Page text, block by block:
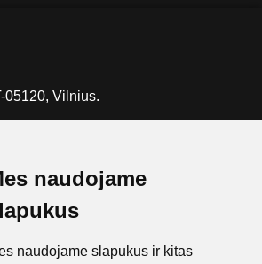
naudojame
naudojame slapukus ir kitas
05120, Vilnius.
suaugusiems
vaikams